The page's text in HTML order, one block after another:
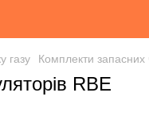
газу Комплекти запасних
RBE